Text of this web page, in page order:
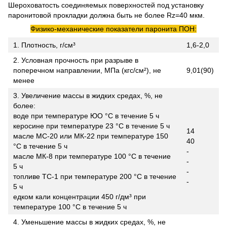
Шероховатость соединяемых поверхностей под установку
паронитовой прокладки должна быть не более Rz=40 мкм.
Физико-механические показатели паронита ПОН:
1. Плотность, г/см³
1,6-2,0
2. Условная прочность при разрыве в
поперечном направлении, МПа (кгс/см²), не
менее
9,01(90)
3. Увеличение массы в жидких средах, %, не
более:
воде при температуре ЮО °С в течение 5 ч
керосине при температуре 23 °С в течение 5 ч
масле МС-20 или МК-22 при температуре 150
°С в течение 5 ч
масле МК-8 при температуре 100 °С в течение
5 ч
топливе ТС-1 при температуре 200 °С в течение
5 ч
едком кали концентрации 450 г/дм³ при
температуре 100 °С в течение 5 ч
14
40
-
-
-
-
4. Уменьшение массы в жидких средах, %, не